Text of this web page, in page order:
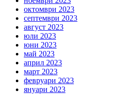
октомври 2023
септември 2023
август 2023
юли 2023
юни 2023
май 2023
април 2023
март 2023
февруари 2023
януари 2023